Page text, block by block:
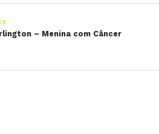
– Menina com Câncer